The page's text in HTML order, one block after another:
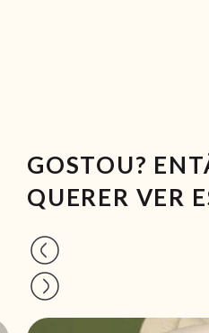
GOSTOU?
QUERER VER